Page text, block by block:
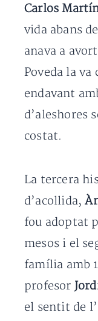
Carlos
vida abans
anava a
Poveda la
endavant
d’aleshores
costat.
La tercera
d’acollida,
fou adoptat
mesos i el
família amb
profesor
el sentit de